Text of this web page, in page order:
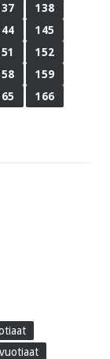
138
145
152
159
166